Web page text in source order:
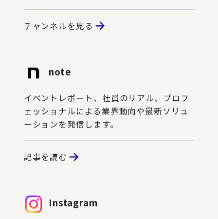
チャンネルを見る
note
イベントレポート、社員のリアル、プロフ
ェッショナルによる業界動向や最新ソリュ
ーションを発信します。
記事を読む
Instagram